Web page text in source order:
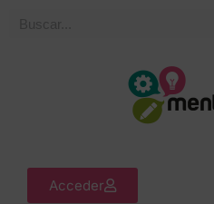
Acceder